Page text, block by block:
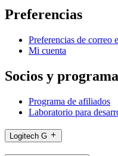
Preferencias
Preferencias de correo
Mi cuenta
Socios y
Programa de afiliados
Laboratorio para
Logitech G